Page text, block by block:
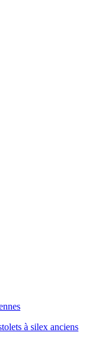
à silex anciens